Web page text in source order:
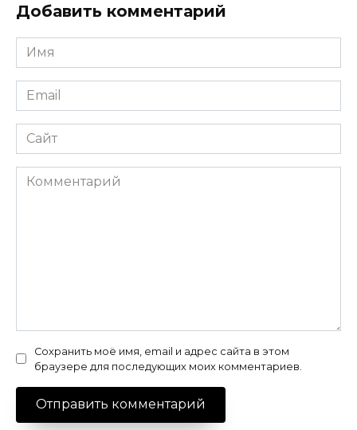
Добавить комментарий
Имя
*
Email
*
Сайт
Комментарий
Сохранить моё имя, email и адрес сайта в этом
браузере для последующих моих комментариев.